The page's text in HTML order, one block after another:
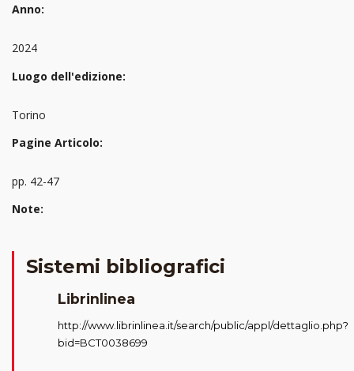
Anno:
2024
Luogo dell'edizione:
Torino
Pagine Articolo:
pp. 42-47
Note:
Sistemi bibliografici
Librinlinea
http://www.librinlinea.it/search/public/appl/dettaglio.php?
bid=BCT0038699